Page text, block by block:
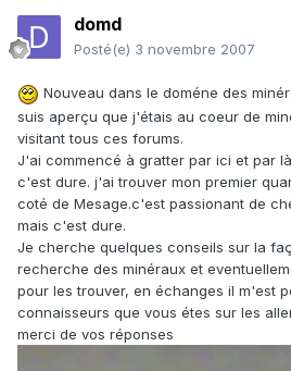
domd
Posté(e) 3 novembre 2007
Nouveau dans le doméne des
suis aperçu que j'étais au coeur de
visitant tous ces forums.
J'ai commencé à gratter par ici et par
c'est dure. j'ai trouver mon premier
coté de Mesage.c'est passionant de
mais c'est dure.
Je cherche quelques conseils sur la
recherche des minéraux et
pour les trouver, en échanges il m'est
connaisseurs que vous étes sur les
merci de vos réponses